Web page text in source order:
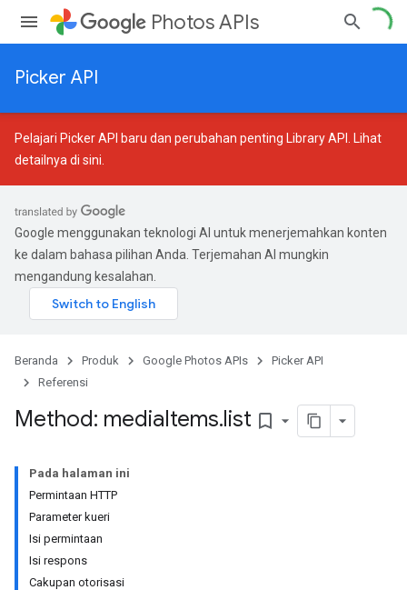
Photos APIs
Picker API
Pelajari Picker API baru dan perubahan penting Library API.
Lihat
detailnya di sini
Google menggunakan teknologi AI untuk menerjemahkan konten
ke dalam bahasa pilihan Anda. Terjemahan AI mungkin
mengandung kesalahan.
Beranda Produk Google Photos APIs
Picker API
Referensi
Method: mediaItems.list bookmark_border
Pada halaman ini
Permintaan HTTP
Parameter kueri
Isi permintaan
Isi respons
Cakupan otorisasi